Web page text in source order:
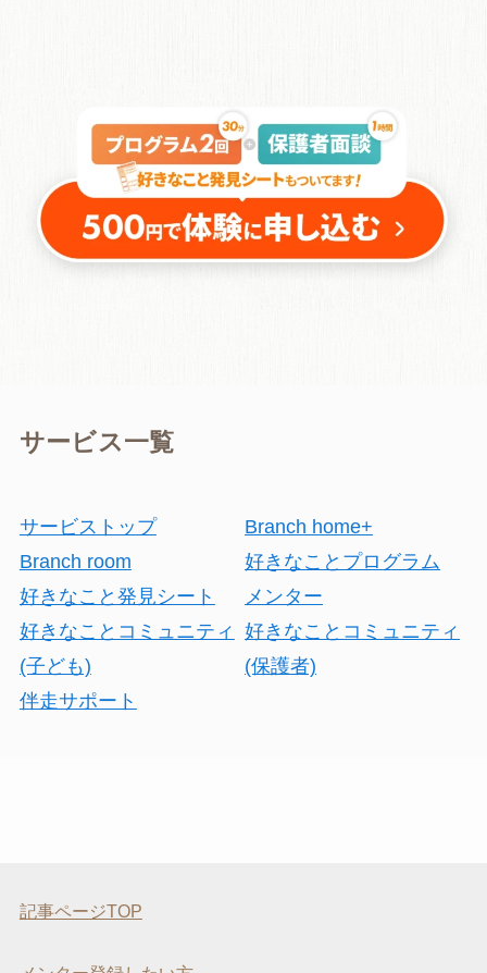
サービス一覧
サービストップ
Branch home+
Branch room
好きなことプログラム
好きなこと発見シート
メンター
好きなことコミュニティ
(子ども)
好きなことコミュニティ
(保護者)
伴走サポート
記事ページTOP